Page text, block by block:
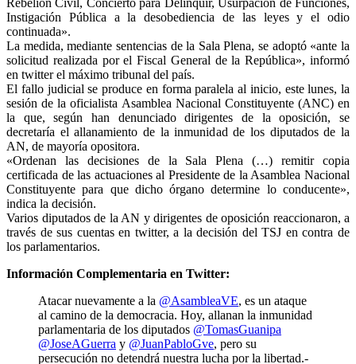
Rebelión Civil, Concierto para Delinquir, Usurpación de Funciones,
Instigación Pública a la desobediencia de las leyes y el odio
continuada».
La medida, mediante sentencias de la Sala Plena, se adoptó «ante la
solicitud realizada por el Fiscal General de la República», informó
en twitter el máximo tribunal del país.
El fallo judicial se produce en forma paralela al inicio, este lunes, la
sesión de la oficialista Asamblea Nacional Constituyente (ANC) en
la que, según han denunciado dirigentes de la oposición, se
decretaría el allanamiento de la inmunidad de los diputados de la
AN, de mayoría opositora.
«Ordenan las decisiones de la Sala Plena (…) remitir copia
certificada de las actuaciones al Presidente de la Asamblea Nacional
Constituyente para que dicho órgano determine lo conducente»,
indica la decisión.
Varios diputados de la AN y dirigentes de oposición reaccionaron, a
través de sus cuentas en twitter, a la decisión del TSJ en contra de
los parlamentarios.
Información Complementaria en Twitter:
Atacar nuevamente a la @AsambleaVE, es un ataque
al camino de la democracia. Hoy, allanan la inmunidad
parlamentaria de los diputados @TomasGuanipa
@JoseAGuerra y @JuanPabloGve, pero su
persecución no detendrá nuestra lucha por la libertad.-